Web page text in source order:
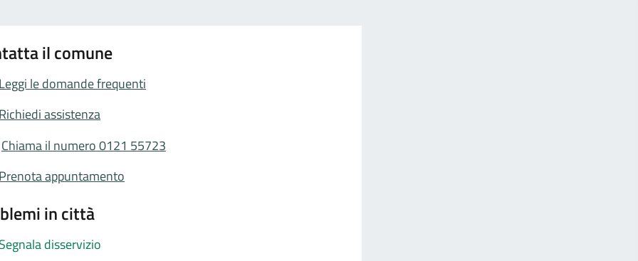
il comune
Leggi le domande frequenti
Richiedi assistenza
Chiama il numero 0121 55723
Prenota appuntamento
in città
Segnala disservizio